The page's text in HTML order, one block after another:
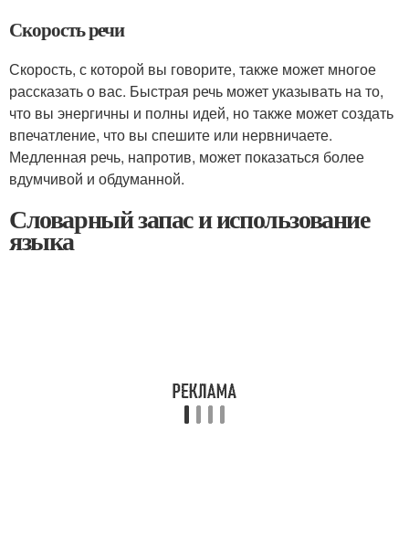
Скорость речи
Скорость, с которой вы говорите, также может многое
рассказать о вас. Быстрая речь может указывать на то,
что вы энергичны и полны идей, но также может создать
впечатление, что вы спешите или нервничаете.
Медленная речь, напротив, может показаться более
вдумчивой и обдуманной.
Словарный запас и использование
языка